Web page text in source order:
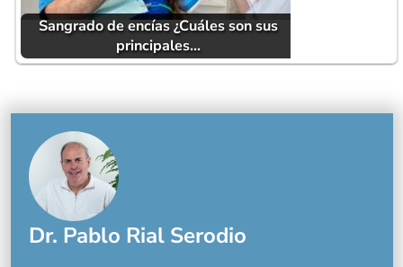
Sangrado de encías ¿Cuáles son sus
principales…
Dr. Pablo Rial Serodio